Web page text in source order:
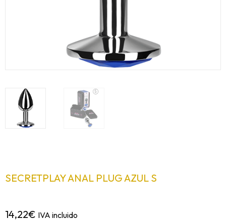
SECRETPLAY ANAL PLUG AZUL S
14,22€ IVA incluido